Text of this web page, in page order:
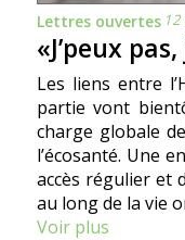
Lettres ouvertes
«J’peux
Les liens entre
partie vont
charge globale
l’écosanté. Une
accès régulier et
au long de la vie
Voir plus